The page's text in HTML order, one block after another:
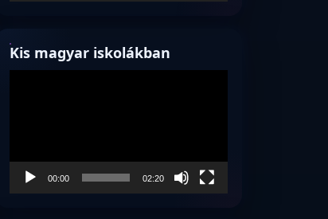
Kis magyar iskolákban
00:00 02:20